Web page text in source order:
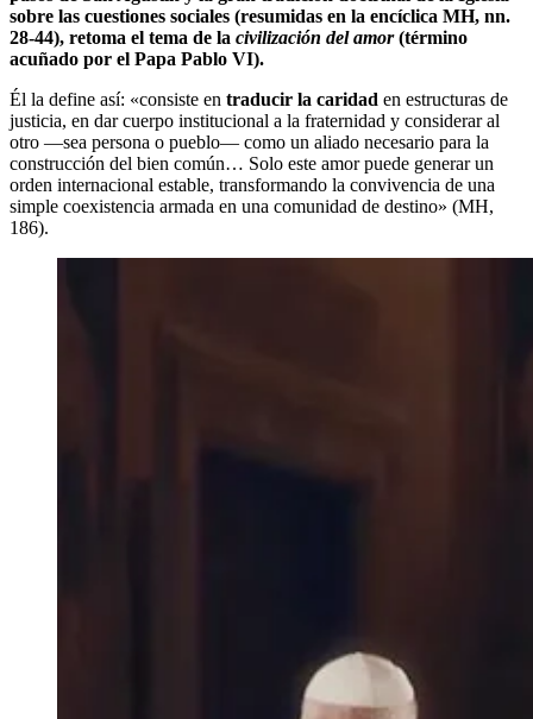
sobre las cuestiones sociales (resumidas en la encíclica MH, nn.
28-44), retoma el tema de la civilización del amor(término
acuñado por el Papa Pablo VI).
Él la define así: «consiste en traducir la caridad en estructuras de
justicia, en dar cuerpo institucional a la fraternidad y considerar al
otro —sea persona o pueblo— como un aliado necesario para la
construcción del bien común… Solo este amor puede generar un
orden internacional estable, transformando la convivencia de una
simple coexistencia armada en una comunidad de destino» (MH,
186).